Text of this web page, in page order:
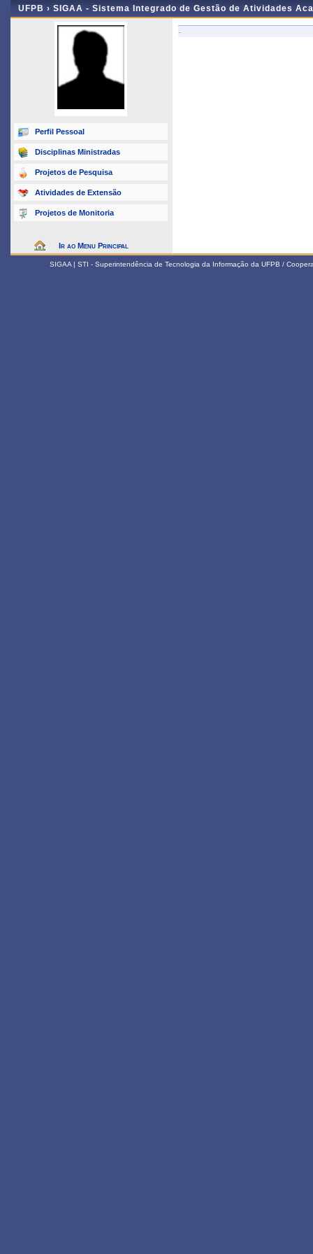
UFPB › SIGAA - Sistema Integrado de Gestão de Atividades
Perfil Pessoal
Disciplinas Ministradas
Projetos de Pesquisa
Atividades de Extensão
Projetos de Monitoria
Ir ao Menu Principal
-
SIGAA | STI - Superintendência de Tecnologia da Informação da UFPB /